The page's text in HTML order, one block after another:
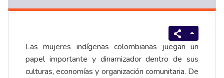
Las mujeres indígenas colombianas juegan un
papel importante y dinamizador dentro de sus
culturas, economías y organización comunitaria. De